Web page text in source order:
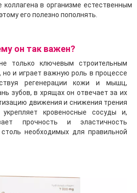
в организме естественным
его полезно пополнять.
он так важен?
только ключевым строительным
но и играет важную роль в процессе
регенерации кожи и мышц,
зубов, в хрящах он отвечает за их
движения и снижения трения
кровеносные сосуды и,
прочность и эластичность
необходимых для правильной